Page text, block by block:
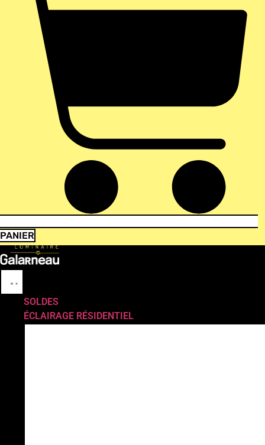
PANIER
SOLDES
ÉCLAIRAGE RÉSIDENTIEL